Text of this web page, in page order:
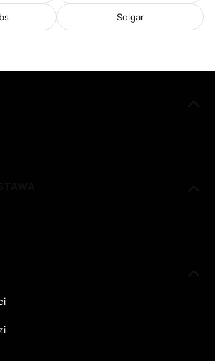
Solgar